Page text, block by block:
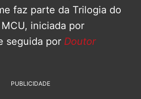
faz parte da Trilogia do
iniciada por
seguida por Doutor
PUBLICIDADE